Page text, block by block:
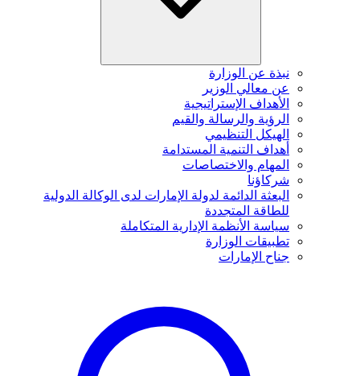
نبذة عن الوزارة
عن معالي الوزير
الأهداف الإستراتيجية
الرؤية والرسالة والقيم
الهيكل التنظيمي
أهداف التنمية المستدامة
المهام والاختصاصات
شركاؤنا
البعثة الدائمة لدولة الإمارات لدى الوكالة الدولية
للطاقة المتجددة
سياسة الأنظمة الإدارية المتكاملة
تطبيقات الوزارة
جناح الإمارات